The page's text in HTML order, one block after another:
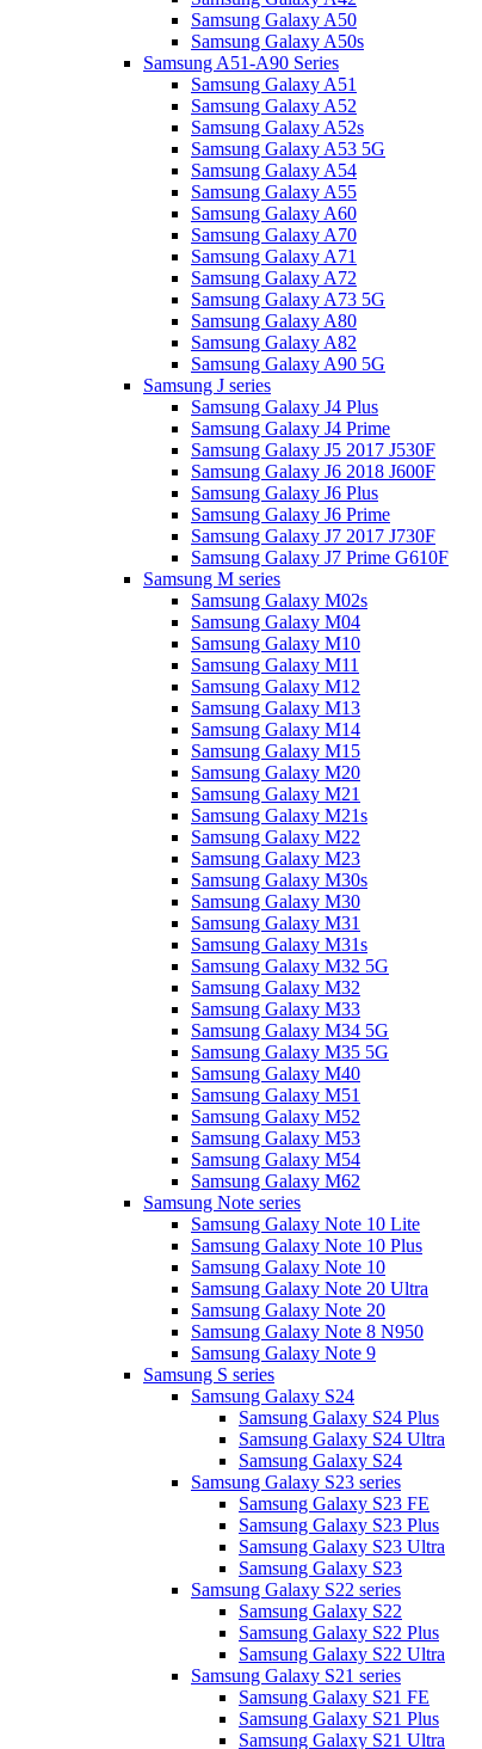
Samsung Galaxy A50
Samsung Galaxy A50s
Samsung A51-A90 Series
Samsung Galaxy A51
Samsung Galaxy A52
Samsung Galaxy A52s
Samsung Galaxy A53 5G
Samsung Galaxy A54
Samsung Galaxy A55
Samsung Galaxy A60
Samsung Galaxy A70
Samsung Galaxy A71
Samsung Galaxy A72
Samsung Galaxy A73 5G
Samsung Galaxy A80
Samsung Galaxy A82
Samsung Galaxy A90 5G
Samsung J series
Samsung Galaxy J4 Plus
Samsung Galaxy J4 Prime
Samsung Galaxy J5 2017 J530F
Samsung Galaxy J6 2018 J600F
Samsung Galaxy J6 Plus
Samsung Galaxy J6 Prime
Samsung Galaxy J7 2017 J730F
Samsung Galaxy J7 Prime G610F
Samsung M series
Samsung Galaxy M02s
Samsung Galaxy M04
Samsung Galaxy M10
Samsung Galaxy M11
Samsung Galaxy M12
Samsung Galaxy M13
Samsung Galaxy M14
Samsung Galaxy M15
Samsung Galaxy M20
Samsung Galaxy M21
Samsung Galaxy M21s
Samsung Galaxy M22
Samsung Galaxy M23
Samsung Galaxy M30s
Samsung Galaxy M30
Samsung Galaxy M31
Samsung Galaxy M31s
Samsung Galaxy M32 5G
Samsung Galaxy M32
Samsung Galaxy M33
Samsung Galaxy M34 5G
Samsung Galaxy M35 5G
Samsung Galaxy M40
Samsung Galaxy M51
Samsung Galaxy M52
Samsung Galaxy M53
Samsung Galaxy M54
Samsung Galaxy M62
Samsung Note series
Samsung Galaxy Note 10 Lite
Samsung Galaxy Note 10 Plus
Samsung Galaxy Note 10
Samsung Galaxy Note 20 Ultra
Samsung Galaxy Note 20
Samsung Galaxy Note 8 N950
Samsung Galaxy Note 9
Samsung S series
Samsung Galaxy S24
Samsung Galaxy S24 Plus
Samsung Galaxy S24 Ultra
Samsung Galaxy S24
Samsung Galaxy S23 series
Samsung Galaxy S23 FE
Samsung Galaxy S23 Plus
Samsung Galaxy S23 Ultra
Samsung Galaxy S23
Samsung Galaxy S22 series
Samsung Galaxy S22
Samsung Galaxy S22 Plus
Samsung Galaxy S22 Ultra
Samsung Galaxy S21 series
Samsung Galaxy S21 FE
Samsung Galaxy S21 Plus
Samsung Galaxy S21 Ultra